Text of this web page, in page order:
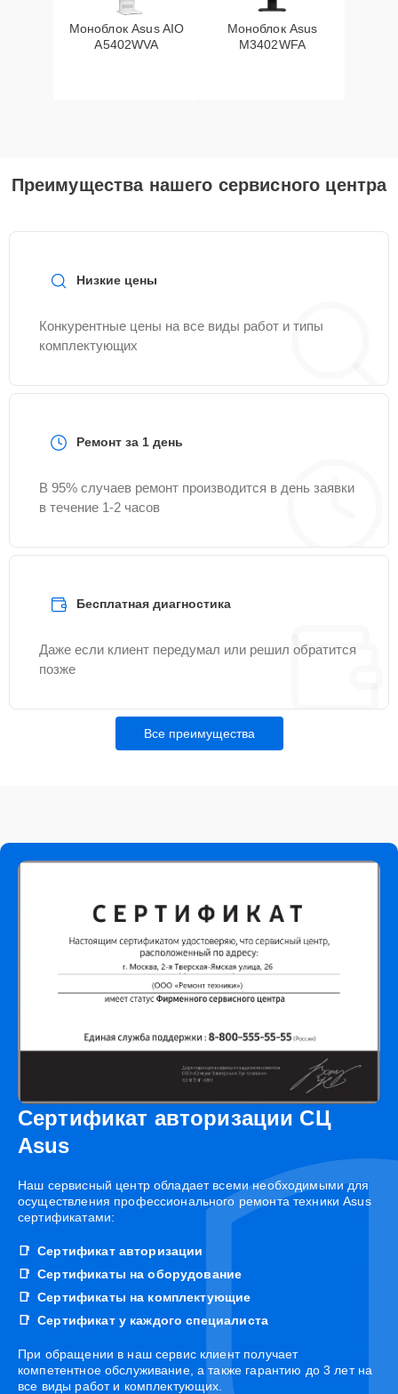
Моноблок Asus AIO
A5402WVA
Моноблок Asus
M3402WFA
Преимущества нашего сервисного центра
Низкие цены
Конкурентные цены на все виды работ и типы
комплектующих
Ремонт за 1 день
В 95% случаев ремонт производится в день заявки
в течение 1-2 часов
Бесплатная диагностика
Даже если клиент передумал или решил обратится
позже
Все преимущества
Сертификат авторизации СЦ
Asus
Наш сервисный центр обладает всеми необходимыми для
осуществления профессионального ремонта техники Asus
сертификатами:
Сертификат авторизации
Сертификаты на оборудование
Сертификаты на комплектующие
Сертификат у каждого специалиста
При обращении в наш сервис клиент получает
компетентное обслуживание, а также гарантию до 3 лет на
все виды работ и комплектующих.